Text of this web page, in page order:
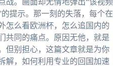
提示。那一刻的失落，每个在
怎么看欧洲杯，怎么追国内的
共同的痛点。原因无他，就是
但别担心，这篇文章就是为你
解，如何利用专业的回国加速